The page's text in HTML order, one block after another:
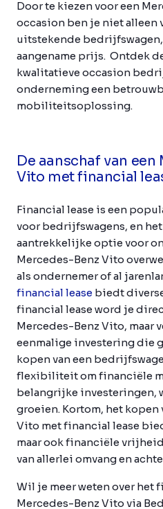
Door te kiezen voor een
occasion ben je niet alleen
uitstekende bedrijfswagen,
aangename prijs. Ontdek
kwalitatieve occasion
onderneming een
mobiliteitsoplossing.
De aanschaf van een
Vito met financial
Financial lease is een
voor bedrijfswagens, en
aantrekkelijke optie voor
Mercedes-Benz Vito
als ondernemer of al
financial lease biedt
financial lease word je
Mercedes-Benz Vito, maar
eenmalige investering die
kopen van een
flexibiliteit om financiële
belangrijke investeringen,
groeien. Kortom, het kopen
Vito met financial lease
maar ook financiële
van allerlei omvang en
Wil je meer weten over het
Mercedes-Benz Vito via